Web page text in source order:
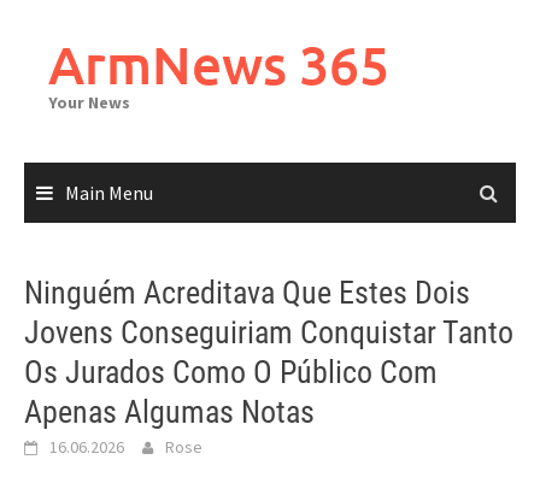
contentArmNews 365
Your News
Main Menu
Ninguém Acreditava Que Estes Dois
Jovens Conseguiriam Conquistar Tanto
Os Jurados Como O Público Com
Apenas Algumas Notas
16.06.2026 Rose